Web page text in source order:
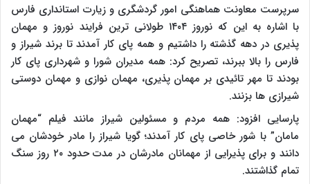
سرپرست معاونت هماهنگی امور گردشگری و زیارت استانداری فارس
با اشاره به این که نوروز ۱۴۰۴ طولانی ترین فرایند نوروز و مهمان
پذیری در دهه گذشته را داشتیم و همه پای کار آمدند تا برند شیراز و
فارس را بالا ببرند، تصریح کرد: همه مدیران شورا و شهرداری پای کار
بودند تا مهر تائیدی بر مهمان پذیری، مهمان نوازی و مهمان دوستی
شیرازی ها بزنند.
پارسایی افزود: همه مردم و مسئولین شیراز مانند فیلم “مهمان
مامان” با شور خاصی پای کار آمدند؛ گویا شیراز را مادر خودشان می
دانند و برای پذیرایی از مهمانان مادرشان در مدت حدود ۲۰ روز سنگ
تمام گذاشتند.